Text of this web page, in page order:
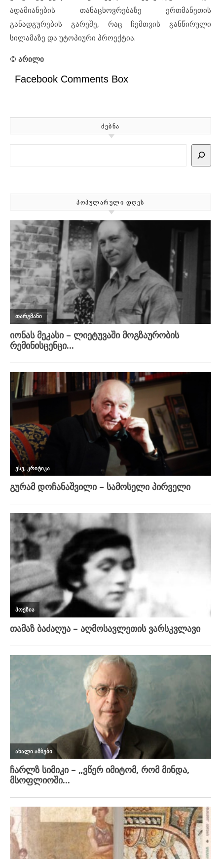
ადამიანების თანაცხოვრებაზე ერთმანეთის
განადგურების გარეშე, რაც ჩემთვის განწირული
სილამაზე და უტოპიური პროექტია.
© არილი
Facebook Comments Box
ᲫᲔᲑᲜᲐ
ᲞᲝᲞᲣᲚᲐᲠᲣᲚᲘ ᲓᲦᲔᲡ